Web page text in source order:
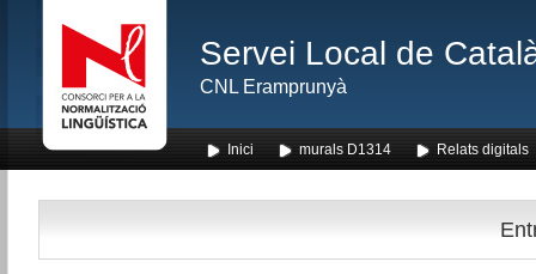
Servei Local de
CNL Eramprunyà
Inici murals D1314 Relats digitals